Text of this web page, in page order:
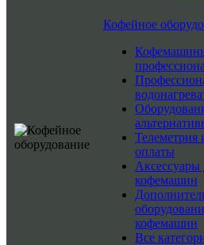
Кофейное
Телеметрия
оплаты
Аксессуары
кофемашин
кофемашин
Все